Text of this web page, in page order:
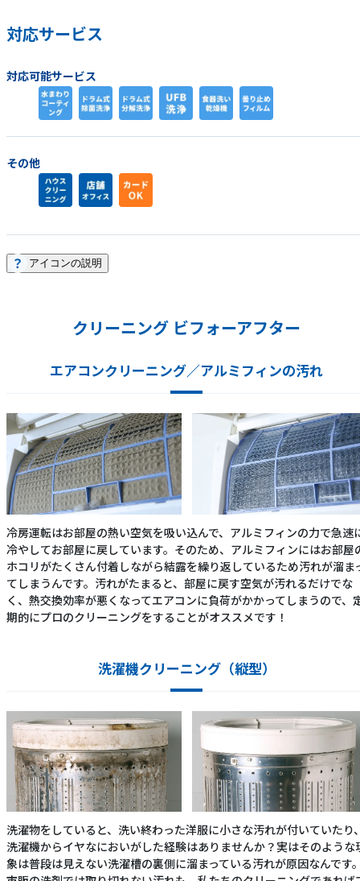
対応サービス
対応可能サービス
その他
アイコンの説明
クリーニング ビフォーアフター
エアコンクリーニング／アルミフィンの汚れ
冷房運転はお部屋の熱い空気を吸い込んで、アルミフィンの力で急速
冷やしてお部屋に戻しています。そのため、アルミフィンにはお部屋
ホコリがたくさん付着しながら結露を繰り返しているため汚れが溜ま
てしまうんです。汚れがたまると、部屋に戻す空気が汚れるだけでな
く、熱交換効率が悪くなってエアコンに負荷がかかってしまうので、
期的にプロのクリーニングをすることがオススメです！
洗濯機クリーニング（縦型）
洗濯物をしていると、洗い終わった洋服に小さな汚れが付いていたり
洗濯機からイヤなにおいがした経験はありませんか？実はそのような
象は普段は見えない洗濯槽の裏側に溜まっている汚れが原因なんです